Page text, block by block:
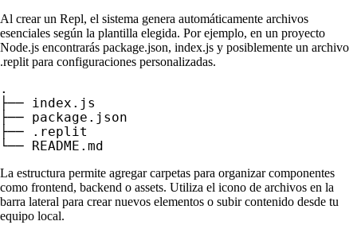
Al crear un Repl, el sistema genera automáticamente archivos
esenciales según la plantilla elegida. Por ejemplo, en un proyecto
Node.js encontrarás package.json, index.js y posiblemente un archivo
.replit para configuraciones personalizadas.
.
├── index.js
├── package.json
├── .replit
La estructura permite agregar carpetas para organizar componentes
como frontend, backend o assets. Utiliza el icono de archivos en la
barra lateral para crear nuevos elementos o subir contenido desde tu
equipo local.